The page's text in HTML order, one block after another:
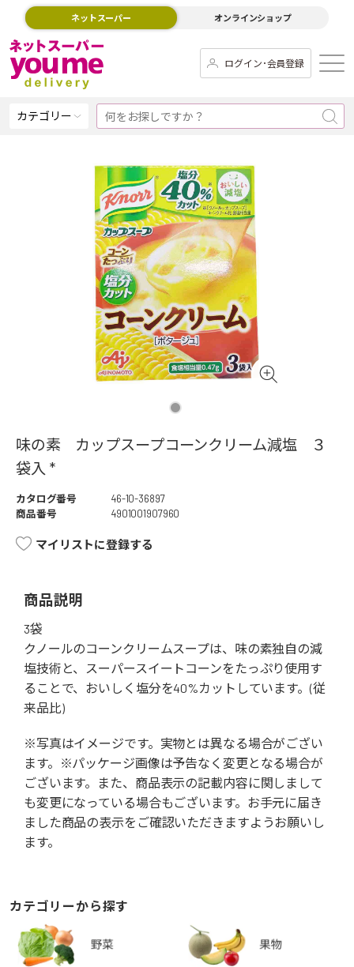
ネットスーパー オンラインショップ
ログイン･会員登録
カテゴリー
味の素 カップスープコーンクリーム減塩 ３
袋入 *
カタログ番号
46-10-36897
商品番号
4901001907960
マイリストに登録する
商品説明
3袋
クノールのコーンクリームスープは、味の素独自の減
塩技術と、スーパースイートコーンをたっぷり使用す
ることで、おいしく塩分を40%カットしています。(従
来品比)
※写真はイメージです。実物とは異なる場合がござい
ます。※パッケージ画像は予告なく変更となる場合が
ございます。また、商品表示の記載内容に関しまして
も変更になっている場合もございます。お手元に届き
ました商品の表示をご確認いただきますようお願いし
ます。
カテゴリーから探す